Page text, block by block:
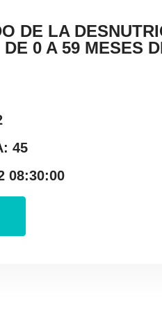
DE LA
0 A 59 MESES
45
08:30:00